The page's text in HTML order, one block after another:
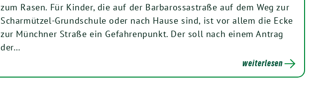
zum Rasen. Für Kinder, die auf der Barbarossastraße auf dem Weg zur
Scharmützel-Grundschule oder nach Hause sind, ist vor allem die Ecke
zur Münchner Straße ein Gefahrenpunkt. Der soll nach einem Antrag
der…
weiterlesen